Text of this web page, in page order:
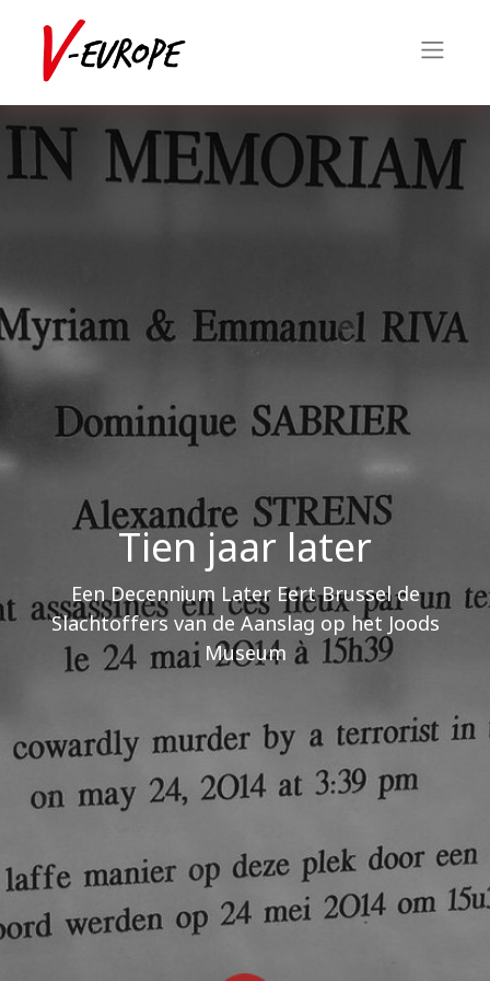
Tien jaar later
Een Decennium Later Eert Brussel de
Slachtoffers van de Aanslag op het Joods
Museum